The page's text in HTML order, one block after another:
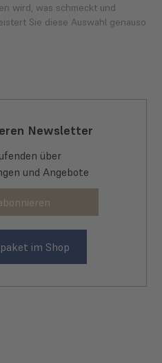
wird, was schmeckt und
Sie diese Auswahl genauso
Newsletter
über
und Angebote
im Shop